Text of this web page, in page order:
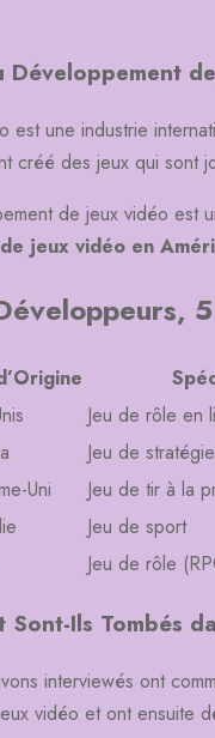
est une industrie
créé des jeux qui sont
de jeux vidéo est
jeux vidéo en
Jeu de rôle en
Jeu de
Uni Jeu de tir à la
Jeu de sport
Jeu de rôle
Sont-Ils Tombés
interviewés ont
vidéo et ont ensuite